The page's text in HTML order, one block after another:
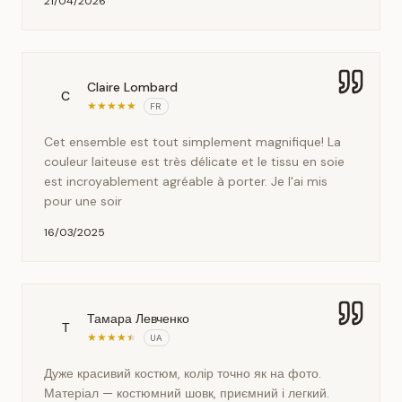
C
Claire Lombard
★★★★★ FR
Cet ensemble est tout simplement magnifique! La
couleur laiteuse est très délicate et le tissu en soie
est incroyablement agréable à porter. Je l'ai mis
pour une soir
16/03/2025
Т
Тамара Левченко
★★★★★ UA
Дуже красивий костюм, колір точно як на фото.
Матеріал — костюмний шовк, приємний і легкий.